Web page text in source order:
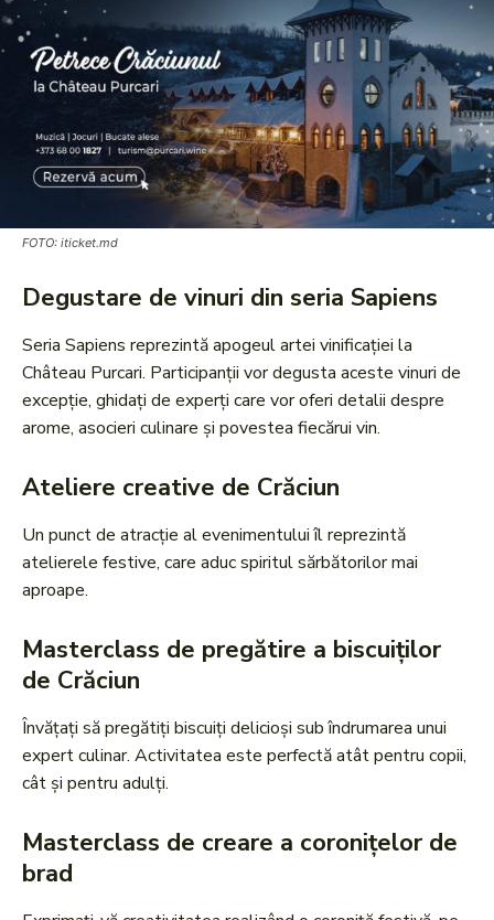
FOTO: iticket.md
Degustare de vinuri din seria Sapiens
Seria Sapiens reprezintă apogeul artei vinificației la
Château Purcari. Participanții vor degusta aceste vinuri de
excepție, ghidați de experți care vor oferi detalii despre
arome, asocieri culinare și povestea fiecărui vin.
Ateliere creative de Crăciun
Un punct de atracție al evenimentului îl reprezintă
atelierele festive, care aduc spiritul sărbătorilor mai
aproape.
Masterclass de pregătire a biscuiților
de Crăciun
Învățați să pregătiți biscuiți delicioși sub îndrumarea unui
expert culinar. Activitatea este perfectă atât pentru copii,
cât și pentru adulți.
Masterclass de creare a coronițelor de
brad